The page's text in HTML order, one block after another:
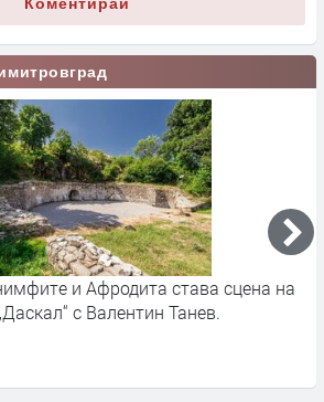
Коментирай
и Афродита става сцена на
с Валентин Танев.